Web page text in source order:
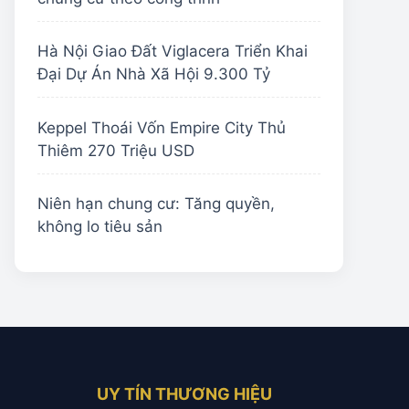
Hà Nội Giao Đất Viglacera Triển Khai
Đại Dự Án Nhà Xã Hội 9.300 Tỷ
Keppel Thoái Vốn Empire City Thủ
Thiêm 270 Triệu USD
Niên hạn chung cư: Tăng quyền,
không lo tiêu sản
UY TÍN THƯƠNG HIỆU